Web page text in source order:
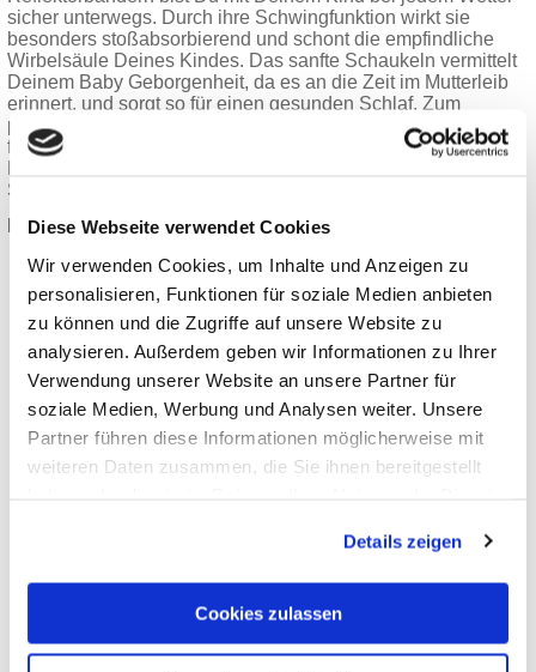
Diese Webseite verwendet Cookies
Wir verwenden Cookies, um Inhalte und Anzeigen zu
personalisieren, Funktionen für soziale Medien anbieten
zu können und die Zugriffe auf unsere Website zu
analysieren. Außerdem geben wir Informationen zu Ihrer
Verwendung unserer Website an unsere Partner für
soziale Medien, Werbung und Analysen weiter. Unsere
Partner führen diese Informationen möglicherweise mit
weiteren Daten zusammen, die Sie ihnen bereitgestellt
Details zeigen
Cookies zulassen
sicher unterwegs. Durch ihre Schwingfunktion wirkt sie
besonders stoßabsorbierend und schont die empfindliche
Wirbelsäule Deines Kindes. Das sanfte Schaukeln vermittelt
Deinem Baby Geborgenheit, da es an die Zeit im Mutterleib
erinnert, und sorgt so für einen gesunden Schlaf. Zum
platzsparenden Transport kannst Du den Wannenkorpus
flach zusammenfalten.
Swing, Indy M2 Life oder Indy M2 Classic.
Die wichtigsten Funktionen:
Komfortable Liegefläche -Die Liegefläche von 76 x
34 cm bietet dem Baby
ausreichend Platz und
Liegekomfort.
Blickkontakt & Frischekick- Per Reißverschluss
kannst Du das untere Verdeckteil der Babywanne
Panorama Relax einfach entfernen, so kann Dein Baby
durch das Sichtfenster seine Umgebung aktiv
wahrnehmen. An wärmeren Tagen sorgt der
Netzeinsatz außerdem für bessere Luftzirkulation.
Gesundes Schlafklima
- Der hautfreundliche (für
Allergiker geeignet) und atmungsaktive Bezug aus
und gesundes Schlafklima. Der Umwelt zuliebe:
nachhaltiger Forstwirtschaft
hergestellt und ist biologisch abbaubar.
speziell wattiert. Das erhöht den UV-Schutz vor